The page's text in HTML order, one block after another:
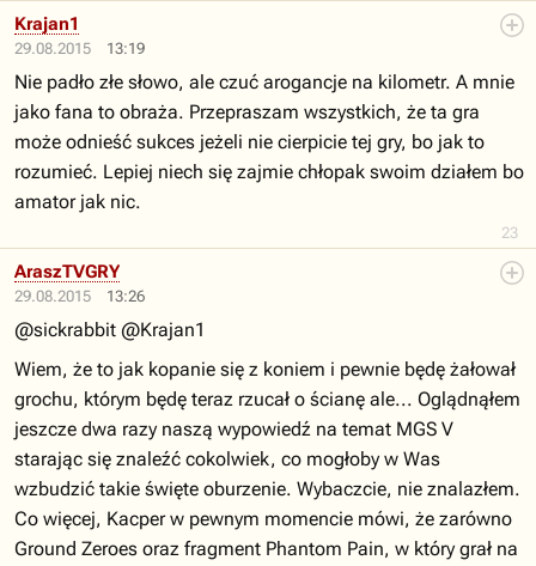
29.08.2015 13:19
23
Krajan1
Nie padło złe słowo, ale czuć arogancje na kilometr. A mnie
jako fana to obraża. Przepraszam wszystkich, że ta gra
może odnieść sukces jeżeli nie cierpicie tej gry, bo jak to
rozumieć. Lepiej niech się zajmie chłopak swoim działem bo
amator jak nic.
29.08.2015 13:26
AraszTVGRY
@sickrabbit @Krajan1
Wiem, że to jak kopanie się z koniem i pewnie będę żałował
grochu, którym będę teraz rzucał o ścianę ale... Oglądnąłem
jeszcze dwa razy naszą wypowiedź na temat MGS V
starając się znaleźć cokolwiek, co mogłoby w Was
wzbudzić takie święte oburzenie. Wybaczcie, nie znalazłem.
Co więcej, Kacper w pewnym momencie mówi, że zarówno
Ground Zeroes oraz fragment Phantom Pain, w który grał na